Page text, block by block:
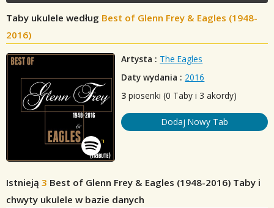
Taby ukulele według Best of Glenn Frey & Eagles (1948-
2016)
Artysta : The Eagles
Daty wydania : 2016
3 piosenki (0 Taby i 3 akordy)
Dodaj Nowy Tab
Istnieją 3 Best of Glenn Frey & Eagles (1948-2016) Taby i
chwyty ukulele w bazie danych